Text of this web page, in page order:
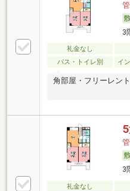
3
礼金なし
バス・トイレ別
イ
角部屋・フリーレン
5
3
礼金なし